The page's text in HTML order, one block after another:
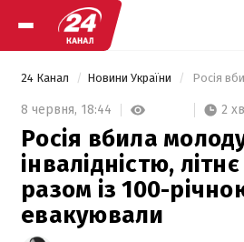
24 Канал Новини України
8 червня, 18:44 2 хв
Росія вбила
інвалідністю,
разом із 100-
евакуювали